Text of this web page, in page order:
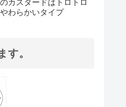
カスタードはトロトロ
わらかいタイプ
す。